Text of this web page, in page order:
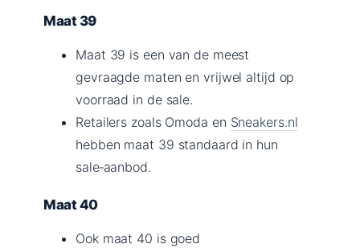
Maat 39
Maat 39 is een van de meest
gevraagde maten en vrijwel altijd op
voorraad in de sale.
Retailers zoals Omoda en Sneakers.nl
hebben maat 39 standaard in hun
sale‑aanbod.
Maat 40
Ook maat 40 is goed